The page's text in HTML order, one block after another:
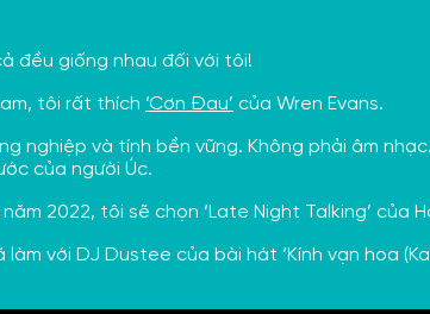
đều giống nhau đối với tôi!
tôi rất thích ‘Cơn Đau’ của Wren Evans.
nghiệp và tính bền vững. Không phải âm
của người Úc.
2022, tôi sẽ chọn ‘Late Night Talking’ của
làm với DJ Dustee của bài hát ‘Kính vạn hoa